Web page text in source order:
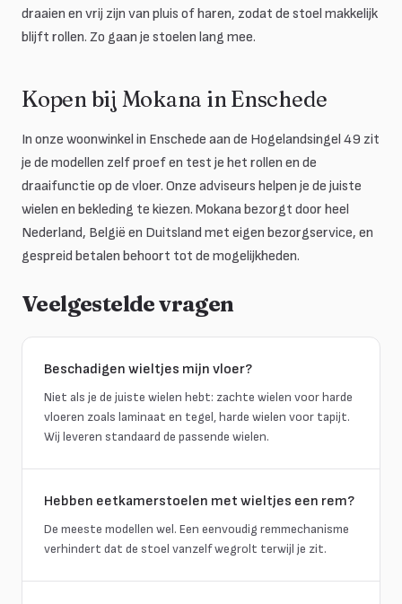
draaien en vrij zijn van pluis of haren, zodat de stoel makkelijk
blijft rollen. Zo gaan je stoelen lang mee.
Kopen bij Mokana in Enschede
In onze woonwinkel in Enschede aan de Hogelandsingel 49 zit
je de modellen zelf proef en test je het rollen en de
draaifunctie op de vloer. Onze adviseurs helpen je de juiste
wielen en bekleding te kiezen. Mokana bezorgt door heel
Nederland, België en Duitsland met eigen bezorgservice, en
gespreid betalen behoort tot de mogelijkheden.
Veelgestelde vragen
Beschadigen wieltjes mijn vloer?
Niet als je de juiste wielen hebt: zachte wielen voor harde
vloeren zoals laminaat en tegel, harde wielen voor tapijt.
Wij leveren standaard de passende wielen.
Hebben eetkamerstoelen met wieltjes een rem?
De meeste modellen wel. Een eenvoudig remmechanisme
verhindert dat de stoel vanzelf wegrolt terwijl je zit.